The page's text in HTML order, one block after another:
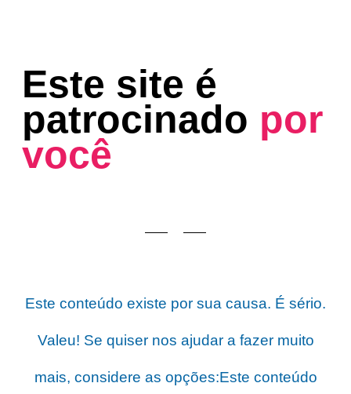
Este site é
patrocinado por
você
Este conteúdo existe por sua causa. É sério.
Valeu! Se quiser nos ajudar a fazer muito
mais, considere as opções:Este conteúdo